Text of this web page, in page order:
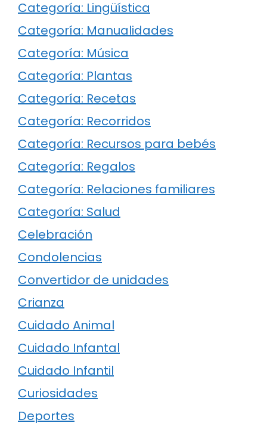
Categoría: Lingüística
Categoría: Manualidades
Categoría: Música
Categoría: Plantas
Categoría: Recetas
Categoría: Recorridos
Categoría: Recursos para bebés
Categoría: Regalos
Categoría: Relaciones familiares
Categoría: Salud
Celebración
Condolencias
Convertidor de unidades
Crianza
Cuidado Animal
Cuidado Infantal
Cuidado Infantil
Curiosidades
Deportes